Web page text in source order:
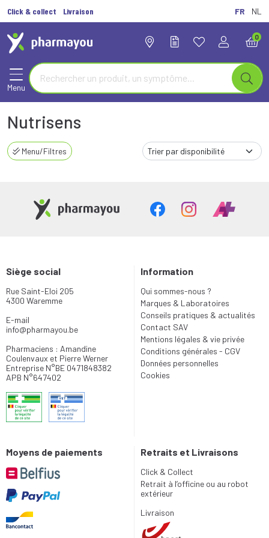
Click & collect Livraison FR NL
0
Menu
Nutrisens
Menu/Filtres
Siège social
Rue Saint-Eloi 205
4300 Waremme
E-mail
info@pharmayou.be
Pharmaciens : Amandine
Coulenvaux et Pierre Werner
Entreprise N°BE 0471848382
APB N°647402
Information
Qui sommes-nous ?
Marques & Laboratoires
Conseils pratiques & actualités
Contact SAV
Mentions légales & vie privée
Conditions générales - CGV
Données personnelles
Cookies
Moyens de paiements Retraits et Livraisons
Click & Collect
Retrait à l’officine ou au robot
extérieur
Livraison